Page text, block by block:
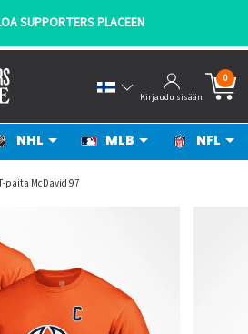
SUPPORTERS PLACEEN
Kirjaudu sisään
0
NHL MLB NFL
paita McDavid 97